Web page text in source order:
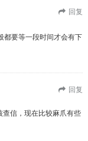
回复
都要等一段时间才会有下
回复
信，现在比较麻爪有些